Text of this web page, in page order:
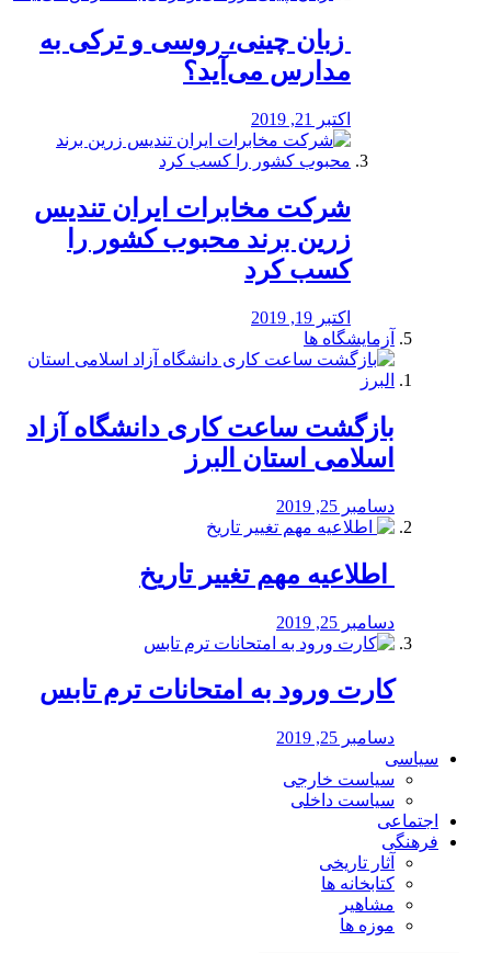
️ زبان چینی، روسی و ترکی به
مدارس می‌آید؟
اکتبر 21, 2019
شرکت مخابرات ایران تندیس
زرین برند محبوب کشور را
کسب کرد
اکتبر 19, 2019
آزمایشگاه ها
بازگشت ساعت کاری دانشگاه آزاد
اسلامی استان البرز
دسامبر 25, 2019
️ اطلاعیه مهم تغییر تاریخ
دسامبر 25, 2019
کارت ورود به امتحانات ترم تابس
دسامبر 25, 2019
سیاسی
سیاست خارجی
سیاست داخلی
اجتماعی
فرهنگی
آثار تاریخی
کتابخانه ها
مشاهیر
موزه ها